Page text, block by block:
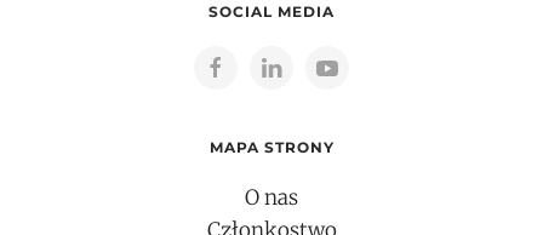
SOCIAL MEDIA
MAPA STRONY
O nas